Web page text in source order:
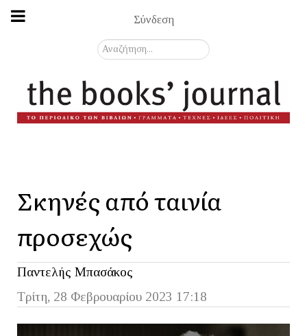
Σύνδεση
Αναζήτηση...
Σκηνές από ταινία
προσεχώς
Παντελής Μπασάκος
Τρίτη, 28 Φεβρουαρίου 2023 17:18